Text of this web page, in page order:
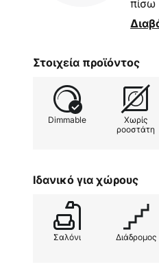
πίσω
Στοιχεία προϊόντος
Dimmable
Χωρίς
ροοστάτη
Ιδανικό για χώρους
Σαλόνι Διάδρομος